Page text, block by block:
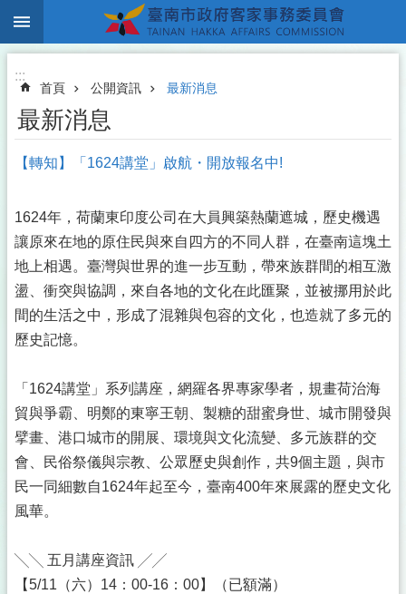
跳到主要內容區塊
:::
首頁 公開資訊 最新消息
最新消息
【轉知】「1624講堂」啟航・開放報名中!
1624年，荷蘭東印度公司在大員興築熱蘭遮城，歷史機遇
讓原來在地的原住民與來自四方的不同人群，在臺南這塊土
地上相遇。臺灣與世界的進一步互動，帶來族群間的相互激
盪、衝突與協調，來自各地的文化在此匯聚，並被挪用於此
間的生活之中，形成了混雜與包容的文化，也造就了多元的
歷史記憶。
「1624講堂」系列講座，網羅各界專家學者，規畫荷治海
貿與爭霸、明鄭的東寧王朝、製糖的甜蜜身世、城市開發與
擘畫、港口城市的開展、環境與文化流變、多元族群的交
會、民俗祭儀與宗教、公眾歷史與創作，共9個主題，與市
民一同細數自1624年起至今，臺南400年來展露的歷史文化
風華。
╲╲ 五月講座資訊 ╱╱
【5/11（六）14：00-16：00】（已額滿）